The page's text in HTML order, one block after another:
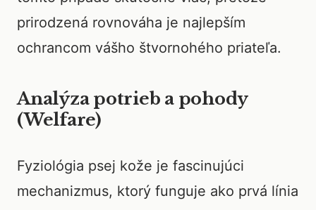
prirodzená rovnováha je najlepším
ochrancom vášho štvornohého priateľa.
Analýza potrieb a pohody
(Welfare)
Fyziológia psej kože je fascinujúci
mechanizmus, ktorý funguje ako prvá línia